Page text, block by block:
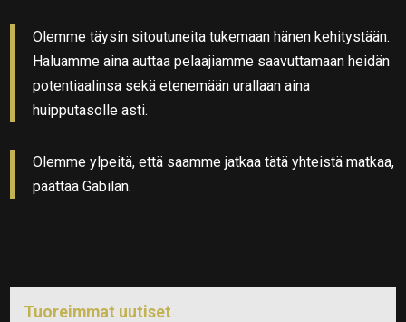
Olemme täysin sitoutuneita tukemaan hänen kehitystään.
Haluamme aina auttaa pelaajiamme saavuttamaan heidän
potentiaalinsa sekä etenemään urallaan aina
huipputasolle asti.
Olemme ylpeitä, että saamme jatkaa tätä yhteistä matkaa,
päättää Gabilan.
Tuoreimmat uutiset